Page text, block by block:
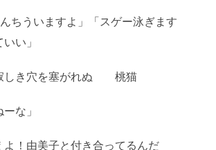
ちういますよ」「スゲー泳ぎます
い」
しき穴を塞がれぬ 桃猫
な」
！由美子と付き合ってるんだ